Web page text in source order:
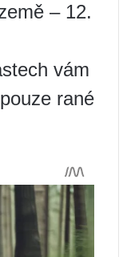
– 12.
vám
rané